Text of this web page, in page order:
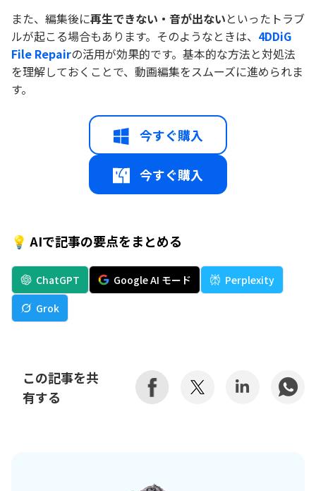
また、編集後に再生できない・音が出ないといったトラブ
ルが起こる場合もあります。そのようなときは、 4DDiG
File Repairの活用が効果的です。基本的な方法と対処法
を理解しておくことで、動画編集をスムーズに進められま
す。
今すぐ購入
今すぐ購入
💡 AIで記事の要点をまとめる
ChatGPT Google AI モード
Perplexity
Grok
この記事を共
有する